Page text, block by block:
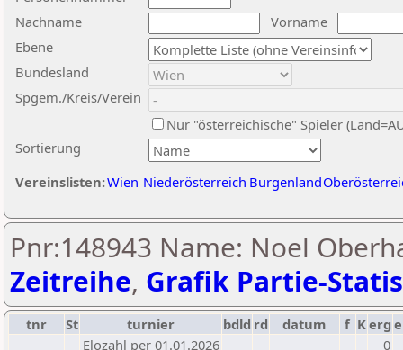
Nachname
Vorname
Ebene
Sortierung
Bundesland
Spgem./Kreis/Verein
Nur "österreichische" Spieler
Vereinslisten:Wien Niederösterreich Burgenland
Pnr:148943 Name: Noel
Zeitreihe, Grafik Partie-
tnr St turnier bdld rd datum f Kerg
Elozahl per 01.01.2026
0